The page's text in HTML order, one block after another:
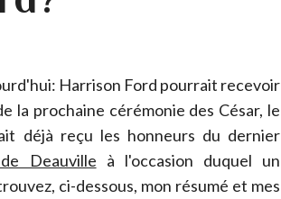
Harrison Ford pourrait recevoir
la prochaine cérémonie des César, le
déjà reçu les honneurs du dernier
Deauville à l'occasion duquel un
ci-dessous, mon résumé et mes